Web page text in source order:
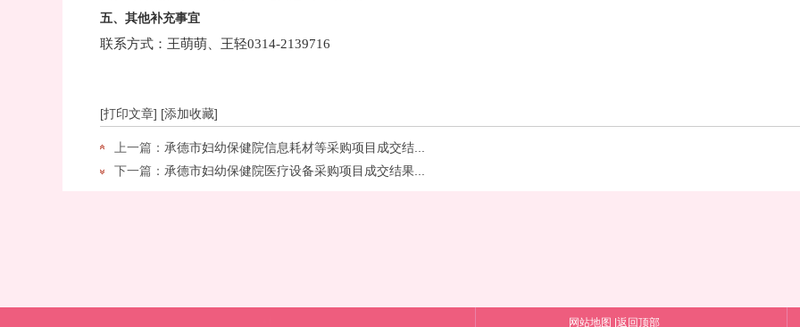
五、其他补充事宜
联系方式：王萌萌、 王轻0314-2139716
[打印文章] [添加收藏]
上一篇： 承德市妇幼保健院信息耗材等采购项目成交结...
下一篇： 承德市妇幼保健院医疗设备采购项目成交结果...
网站地图 返回顶部